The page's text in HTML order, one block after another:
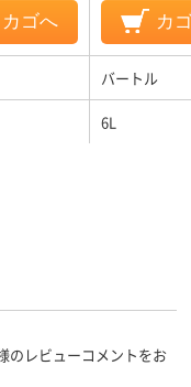
カゴへ カ
バートル
6L
のレビューコメントをお